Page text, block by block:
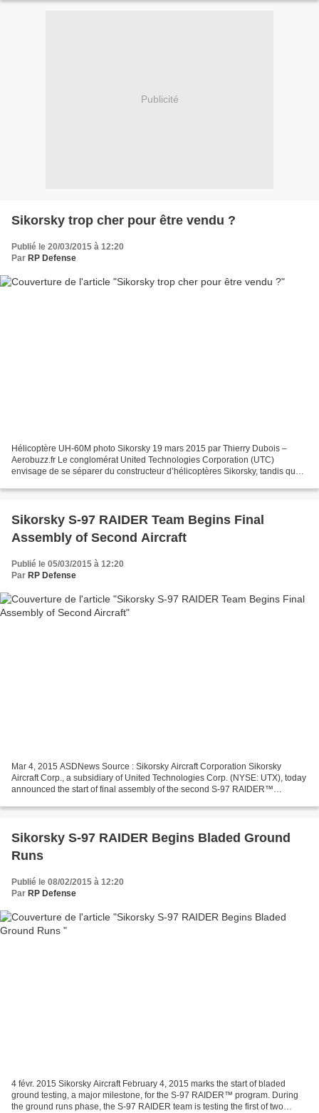
Publicité
Sikorsky trop cher pour être vendu ?
Publié le 20/03/2015 à 12:20
Par RP Defense
Hélicoptère UH-60M photo Sikorsky 19 mars 2015 par Thierry Dubois –
Aerobuzz.fr Le conglomérat United Technologies Corporation (UTC)
envisage de se séparer du constructeur d’hélicoptères Sikorsky, tandis que
Sikorsky S-97 RAIDER Team Begins Final
Assembly of Second Aircraft
Publié le 05/03/2015 à 12:20
Par RP Defense
Mar 4, 2015 ASDNews Source : Sikorsky Aircraft Corporation Sikorsky
Aircraft Corp., a subsidiary of United Technologies Corp. (NYSE: UTX), today
announced the start of final assembly of the second S-97 RAIDER™
Sikorsky S-97 RAIDER Begins Bladed Ground
Runs
Publié le 08/02/2015 à 12:20
Par RP Defense
4 févr. 2015 Sikorsky Aircraft February 4, 2015 marks the start of bladed
ground testing, a major milestone, for the S-97 RAIDER™ program. During
the ground runs phase, the S-97 RAIDER team is testing the first of two